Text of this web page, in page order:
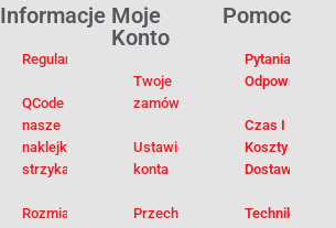
Pomoc
Pytania I
Odpowiedzi
Czas I
Koszty
Dostawy
Techniki
Moje
Konto
Twoje
zamówienia
Ustawienia
konta
Przechowalnia
Informacje
Regulamin
QCode –
nasze
naklejki na
strzykawki
Rozmiarówka